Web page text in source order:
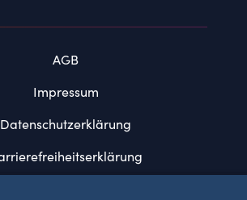
AGB
Impressum
Datenschutzerklärung